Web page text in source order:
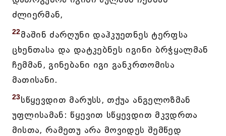
ძლიერმან,
22მაშინ ძარღუნი დაჰკუეთნეს ტერფსა
ცხენთასა და დატკებნეს იგინი ბრჭყალმან
ჩემმან, გინებანი იგი განკრთომისა
მათისანი.
23სწყევდით მარუსს, თქუა ანგელოზმან
უფლისამან: წყევით სწყევდით მკჳდრთა
მისთა, რამეთუ არა მოვიდეს შემწედ